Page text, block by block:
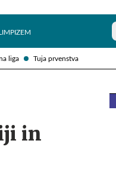
liga Tuja prvenstva
in